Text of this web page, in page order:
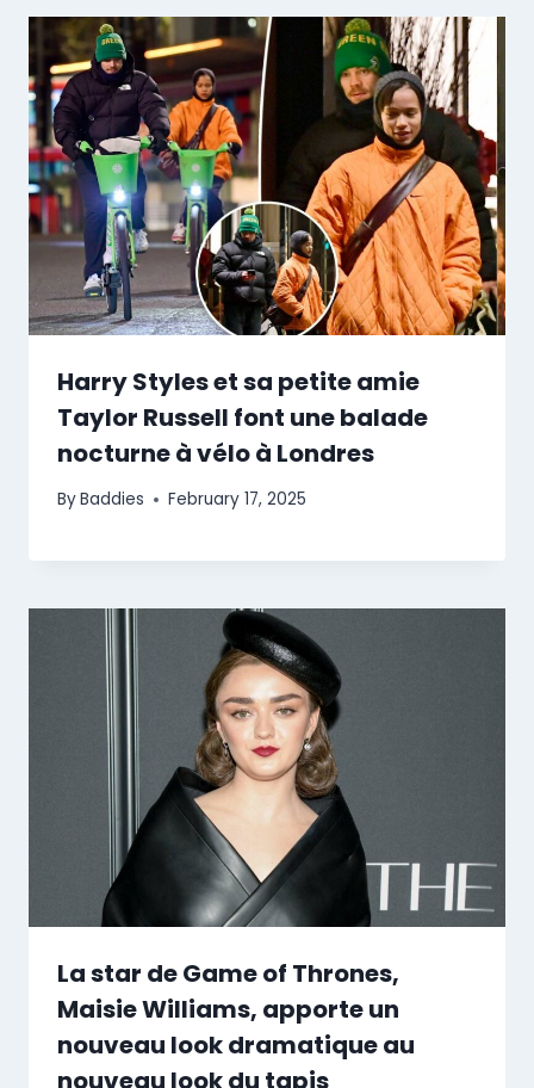
Harry Styles et sa petite amie
Taylor Russell font une balade
nocturne à vélo à Londres
ByBaddies February 17, 2025
La star de Game of Thrones,
Maisie Williams, apporte un
nouveau look dramatique au
nouveau look du tapis